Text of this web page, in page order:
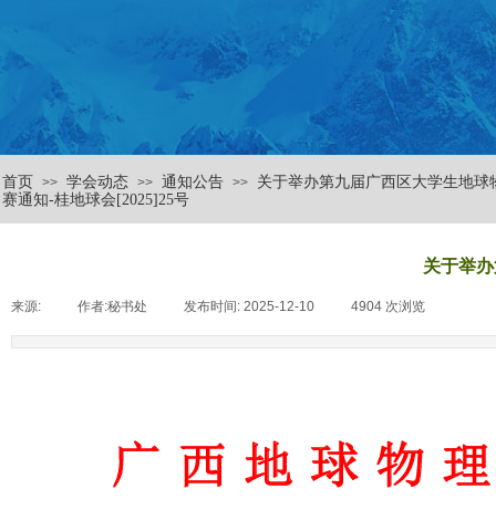
首页 >> 学会动态 >> 通知公告 >>
关于举办第九届广西区大学生地球
赛通知-桂地球会[2025]25号
关于举
来源: 作者:秘书处 发布时间: 2025-12-10 4904 次浏览